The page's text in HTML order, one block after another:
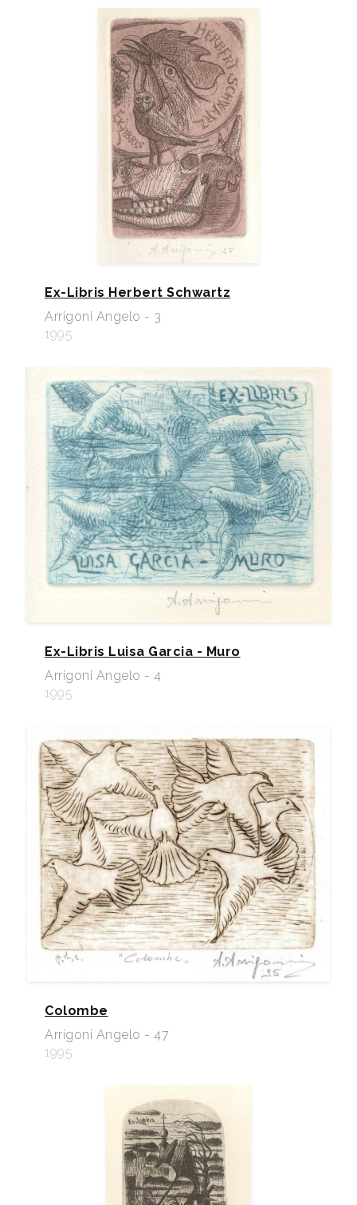
Ex-Libris Herbert Schwartz
Arrigoni Angelo - 3
1995
Ex-Libris Luisa Garcia - Muro
Arrigoni Angelo - 4
1995
Colombe
Arrigoni Angelo - 47
1995